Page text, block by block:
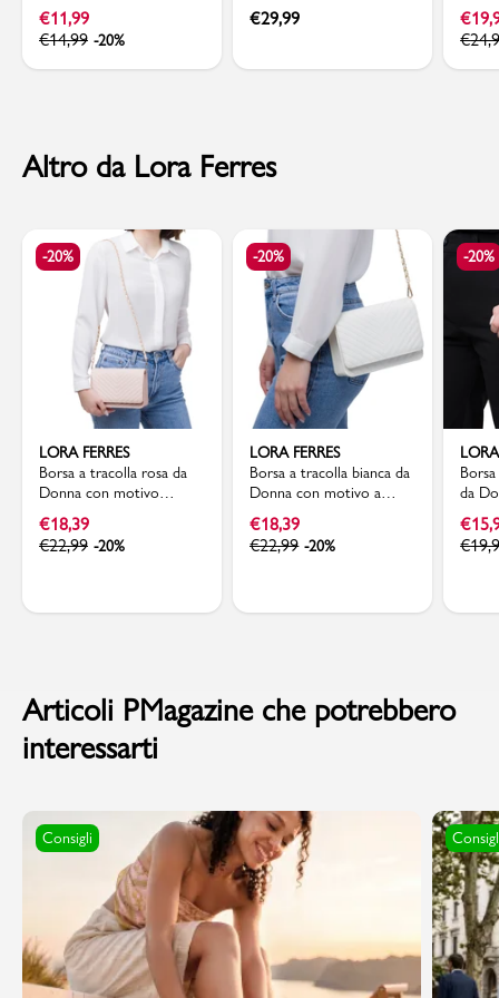
Colorata e Righe Blu
Camomilla Milano
€11,99
€14,99 -20%
Dimensione Danza
€29,99 €
€
Altro da Lora Ferres
-20%
LORA FERRES
Borsa a tracolla rosa da
Donna con motivo
trapuntato Lora Ferres
€18,39
€22,99 -20%
-20%
LORA FERRES
Borsa a tracolla bianca da
Donna con motivo a
Chevron Lora Ferres
€18,39
€22,99 -20%
-20%
da
€
€
Articoli PMagazine che potrebbero
interessarti
Consigli